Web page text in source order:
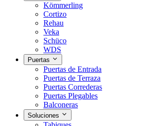
Kömmerling
Cortizo
Rehau
Veka
Schüco
WDS
Puertas
Puertas de Entrada
Puertas de Terraza
Puertas Correderas
Puertas Plegables
Balconeras
Soluciones